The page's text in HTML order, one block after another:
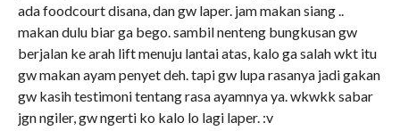
ada foodcourt disana, dan gw laper. jam makan siang ..
makan dulu biar ga bego. sambil nenteng bungkusan gw
berjalan ke arah lift menuju lantai atas, kalo ga salah wkt itu
gw makan ayam penyet deh. tapi gw lupa rasanya jadi gakan
gw kasih testimoni tentang rasa ayamnya ya. wkwkk sabar
jgn ngiler, gw ngerti ko kalo lo lagi laper. :v